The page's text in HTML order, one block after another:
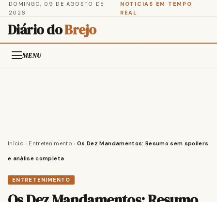
DOMINGO, 09 DE AGOSTO DE
2026
NOTICIAS EM TEMPO
REAL
Diário doBrejo
MENU
Início › Entretenimento › Os Dez Mandamentos: Resumo sem spoilers
e análise completa
ENTRETENIMENTO